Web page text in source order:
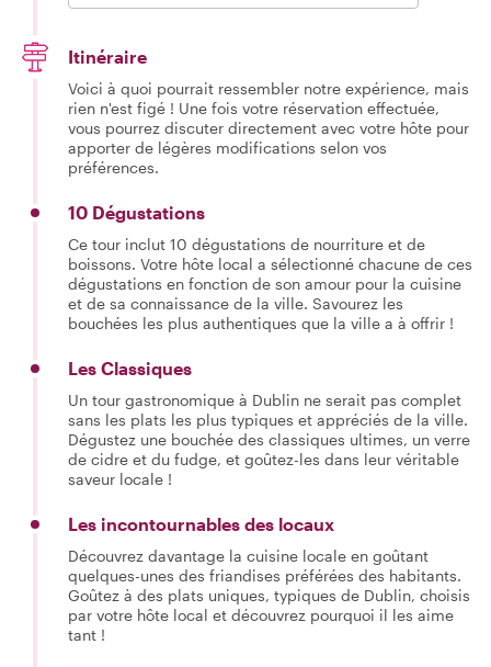
Itinéraire
Voici à quoi pourrait ressembler notre expérience, mais
rien n'est figé ! Une fois votre réservation effectuée,
vous pourrez discuter directement avec votre hôte pour
apporter de légères modifications selon vos
préférences.
10 Dégustations
Ce tour inclut 10 dégustations de nourriture et de
boissons. Votre hôte local a sélectionné chacune de ces
dégustations en fonction de son amour pour la cuisine
et de sa connaissance de la ville. Savourez les
bouchées les plus authentiques que la ville a à offrir !
Les Classiques
Un tour gastronomique à Dublin ne serait pas complet
sans les plats les plus typiques et appréciés de la ville.
Dégustez une bouchée des classiques ultimes, un verre
de cidre et du fudge, et goûtez-les dans leur véritable
saveur locale !
Les incontournables des locaux
Découvrez davantage la cuisine locale en goûtant
quelques-unes des friandises préférées des habitants.
Goûtez à des plats uniques, typiques de Dublin, choisis
par votre hôte local et découvrez pourquoi il les aime
tant !